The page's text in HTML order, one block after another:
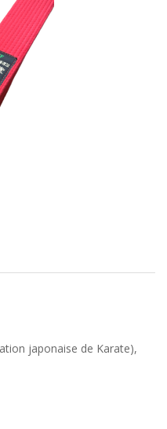
japonaise de Karate),